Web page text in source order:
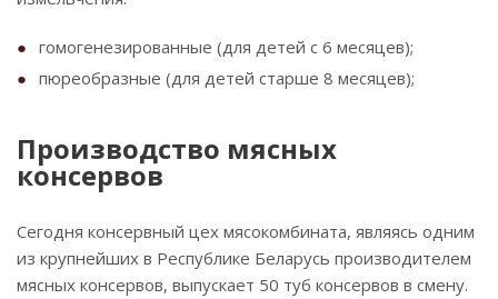
гомогенезированные (для детей с 6 месяцев);
пюреобразные (для детей старше 8 месяцев);
Производство мясных
консервов
Сегодня консервный цех мясокомбината, являясь одним
из крупнейших в Республике Беларусь производителем
мясных консервов, выпускает 50 туб консервов в смену.